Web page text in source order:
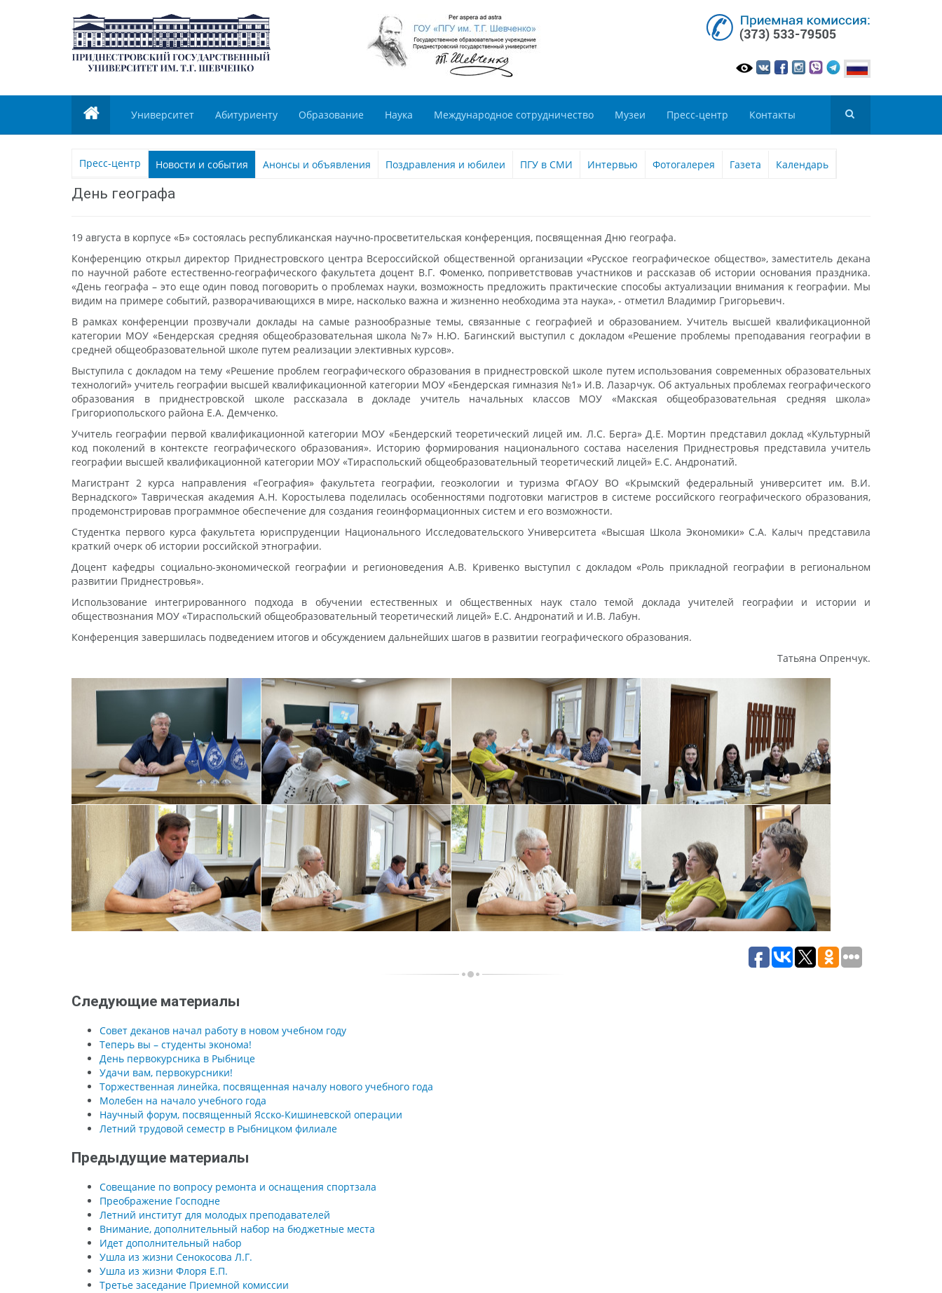
Университет Абитуриенту Образование Наука Международное сотрудничество Музеи Пресс-центр Контакты
Пресс-центр Новости и события Анонсы и объявления Поздравления и юбилеи ПГУ в СМИ Интервью Фотогалерея Газета Календарь
День географа
19 августа в корпусе «Б» состоялась республиканская научно-просветительская конференция, посвященная Дню географа.
Конференцию открыл директор Приднестровского центра Всероссийской общественной организации «Русское географическое общество», заместитель декана
по научной работе естественно-географического факультета доцент В.Г. Фоменко, поприветствовав участников и рассказав об истории основания праздника.
«День географа – это еще один повод поговорить о проблемах науки, возможность предложить практические способы актуализации внимания к географии. Мы
видим на примере событий, разворачивающихся в мире, насколько важна и жизненно необходима эта наука», - отметил Владимир Григорьевич.
В рамках конференции прозвучали доклады на самые разнообразные темы, связанные с географией и образованием. Учитель высшей квалификационной
категории МОУ «Бендерская средняя общеобразовательная школа №7» Н.Ю. Багинский выступил с докладом «Решение проблемы преподавания географии в
средней общеобразовательной школе путем реализации элективных курсов».
Выступила с докладом на тему «Решение проблем географического образования в приднестровской школе путем использования современных образовательных
технологий» учитель географии высшей квалификационной категории МОУ «Бендерская гимназия №1» И.В. Лазарчук. Об актуальных проблемах географического
образования в приднестровской школе рассказала в докладе учитель начальных классов МОУ «Макская общеобразовательная средняя школа»
Григориопольского района Е.А. Демченко.
Учитель географии первой квалификационной категории МОУ «Бендерский теоретический лицей им. Л.С. Берга» Д.Е. Мортин представил доклад «Культурный
код поколений в контексте географического образования». Историю формирования национального состава населения Приднестровья представила учитель
географии высшей квалификационной категории МОУ «Тираспольский общеобразовательный теоретический лицей» Е.С. Андронатий.
Магистрант 2 курса направления «География» факультета географии, геоэкологии и туризма ФГАОУ ВО «Крымский федеральный университет им. В.И.
Вернадского» Таврическая академия А.Н. Коростылева поделилась особенностями подготовки магистров в системе российского географического образования,
продемонстрировав программное обеспечение для создания геоинформационных систем и его возможности.
Студентка первого курса факультета юриспруденции Национального Исследовательского Университета «Высшая Школа Экономики» С.А. Калыч представила
краткий очерк об истории российской этнографии.
Доцент кафедры социально-экономической географии и регионоведения А.В. Кривенко выступил с докладом «Роль прикладной географии в региональном
развитии Приднестровья».
Использование интегрированного подхода в обучении естественных и общественных наук стало темой доклада учителей географии и истории и
обществознания МОУ «Тираспольский общеобразовательный теоретический лицей» Е.С. Андронатий и И.В. Лабун.
Конференция завершилась подведением итогов и обсуждением дальнейших шагов в развитии географического образования.
Татьяна Опренчук.
Следующие материалы
Совет деканов начал работу в новом учебном году
Теперь вы – студенты эконома!
День первокурсника в Рыбнице
Удачи вам, первокурсники!
Торжественная линейка, посвященная началу нового учебного года
Молебен на начало учебного года
Научный форум, посвященный Ясско-Кишиневской операции
Летний трудовой семестр в Рыбницком филиале
Предыдущие материалы
Совещание по вопросу ремонта и оснащения спортзала
Преображение Господне
Летний институт для молодых преподавателей
Внимание, дополнительный набор на бюджетные места
Идет дополнительный набор
Ушла из жизни Сенокосова Л.Г.
Ушла из жизни Флоря Е.П.
Третье заседание Приемной комиссии